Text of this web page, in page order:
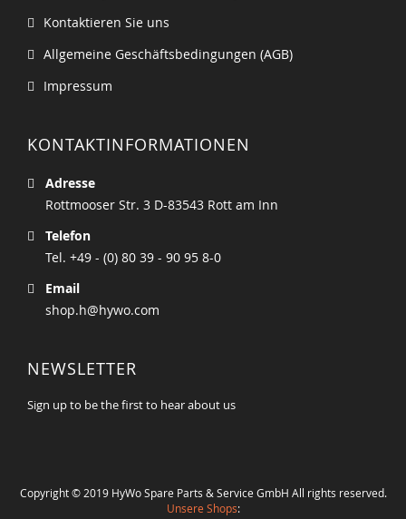
Kontaktieren Sie uns
Allgemeine Geschäftsbedingungen (AGB)
Impressum
KONTAKTINFORMATIONEN
Adresse
Rottmooser Str. 3 D-83543 Rott am Inn
Telefon
Tel. +49 - (0) 80 39 - 90 95 8-0
Email
shop.h@hywo.com
NEWSLETTER
Sign up to be the first to hear about us
Copyright © 2019 HyWo Spare Parts & Service GmbH All rights reserved.
Unsere Shops: